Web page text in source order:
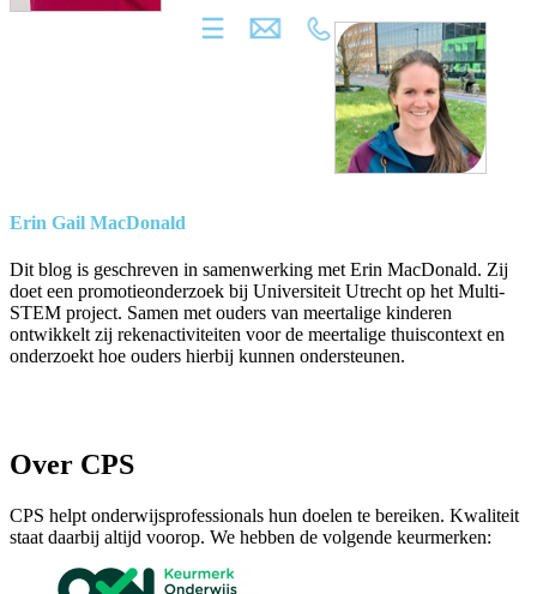
Erin Gail MacDonald
Dit blog is geschreven in samenwerking met Erin MacDonald. Zij
doet een promotieonderzoek bij Universiteit Utrecht op het Multi-
STEM project. Samen met ouders van meertalige kinderen
ontwikkelt zij rekenactiviteiten voor de meertalige thuiscontext en
onderzoekt hoe ouders hierbij kunnen ondersteunen.
Over CPS
CPS helpt onderwijsprofessionals hun doelen te bereiken. Kwaliteit
staat daarbij altijd voorop. We hebben de volgende keurmerken: